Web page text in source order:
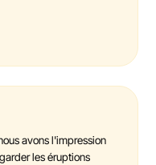
avons l'impression
les éruptions